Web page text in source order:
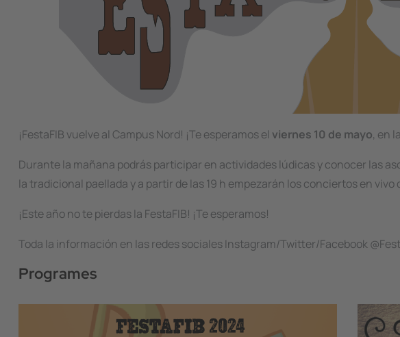
¡FestaFIB vuelve al Campus Nord! ¡Te esperamos el viernes 10 de mayo, en
Durante la mañana podrás participar en actividades lúdicas y conocer las
la tradicional paellada y a partir de las 19 h empezarán los conciertos en
¡Este año no te pierdas la FestaFIB! ¡Te esperamos!
Toda la información en las redes sociales Instagram/Twitter/Facebook
Programes
Image